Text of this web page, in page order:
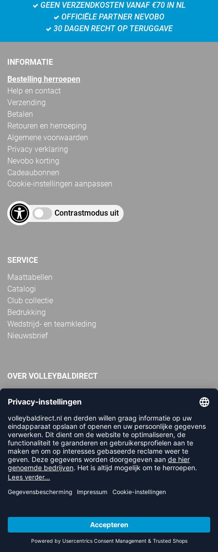
GEEN VERZENDKOSTEN VANAF €70 IN NL
OFFICIËLE PARTNER NEVOBO
30 DAGEN RECHT OP TERUGGAVE
INFORMATIE
Bestelling herroepen
Help en contact
Verzending
Betalen
Retouren en herroeping
Algemene voorwaarden
Privacy verklaring
Nevobo korting
Cadeaubonnen
Cookie-instellingen aanpassen
Contrastmodus uit
SERVICE
Maattabellen
Catalogi
Club collectie
Bedrukking
Wedstrijd- en teamkleding
Nieuwsbrief
OVER VOLLEYBALDIRECT
FAQ
Referenties
Vacatures
Geschillen
Duurzaamheid en sociaal
Algemene informatie
Apple Pay
iDEAL | Wero
Creditcard